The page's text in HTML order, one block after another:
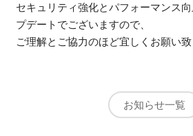
セキュリティ強化とパフォーマンス
プデートでございますので、
ご理解とご協力のほど宜しくお願い致
お知らせ一覧